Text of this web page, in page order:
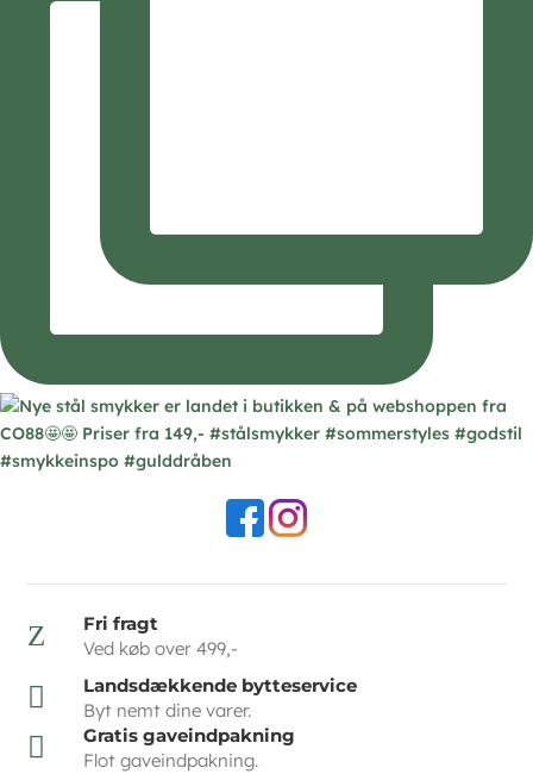
Z
Fri fragt
Ved køb over 499,-

Landsdækkende bytteservice
Byt nemt dine varer.

Gratis gaveindpakning
Flot gaveindpakning.